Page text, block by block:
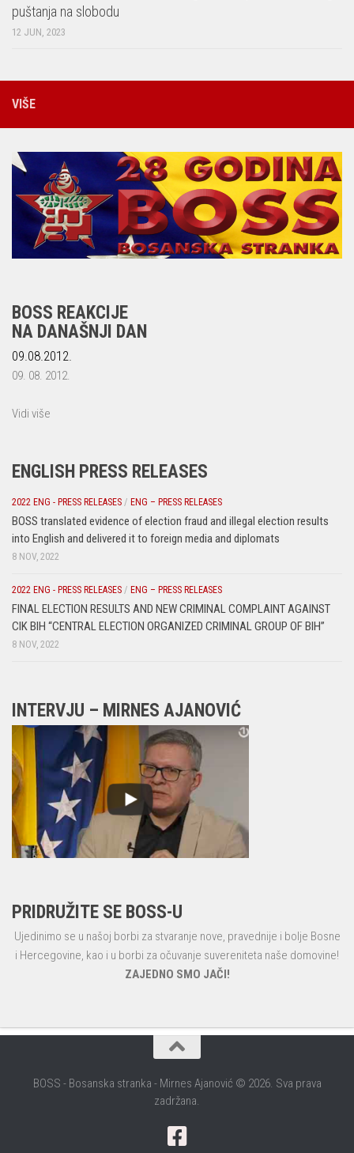
puštanja na slobodu
12 JUN, 2023
VIŠE
BOSS REAKCIJE
NA DANAŠNJI DAN
09.08.2012.
09. 08. 2012.
Vidi više
ENGLISH PRESS RELEASES
2022 ENG - PRESS RELEASES / ENG – PRESS RELEASES
BOSS translated evidence of election fraud and illegal election results
into English and delivered it to foreign media and diplomats
8 NOV, 2022
2022 ENG - PRESS RELEASES / ENG – PRESS RELEASES
FINAL ELECTION RESULTS AND NEW CRIMINAL COMPLAINT AGAINST
CIK BIH “CENTRAL ELECTION ORGANIZED CRIMINAL GROUP OF BIH”
8 NOV, 2022
INTERVJU – MIRNES AJANOVIĆ
PRIDRUŽITE SE BOSS-U
Ujedinimo se u našoj borbi za stvaranje nove, pravednije i bolje Bosne
i Hercegovine, kao i u borbi za očuvanje suvereniteta naše domovine!
ZAJEDNO SMO JAČI!
BOSS - Bosanska stranka - Mirnes Ajanović © 2026. Sva prava
zadržana.